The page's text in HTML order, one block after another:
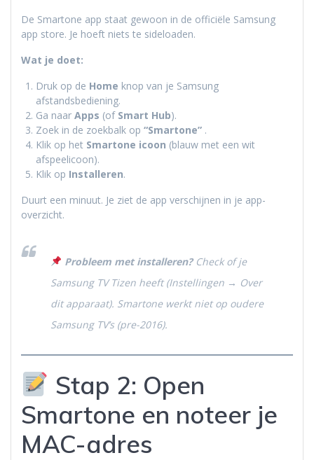
De Smartone app staat gewoon in de officiële Samsung
app store. Je hoeft niets te sideloaden.
Wat je doet:
Druk op de Home knop van je Samsung
afstandsbediening.
Ga naar Apps (of Smart Hub).
Zoek in de zoekbalk op “Smartone” .
Klik op het Smartone icoon (blauw met een wit
afspeelicoon).
Klik op Installeren.
Duurt een minuut. Je ziet de app verschijnen in je app-
overzicht.
Probleem met installeren?Check of je
Samsung TV Tizen heeft (Instellingen → Over
dit apparaat). Smartone werkt niet op oudere
Samsung TV’s (pre-2016).
Stap 2: Open
Smartone en noteer je
MAC-adres